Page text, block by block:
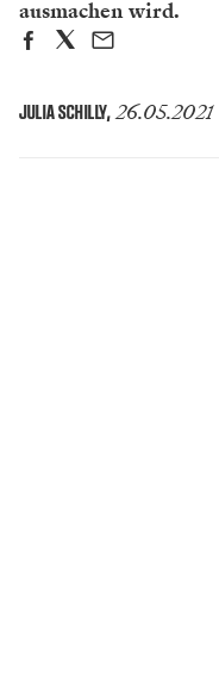
ausmachen wird.
JULIA SCHILLY, 26.05.2021